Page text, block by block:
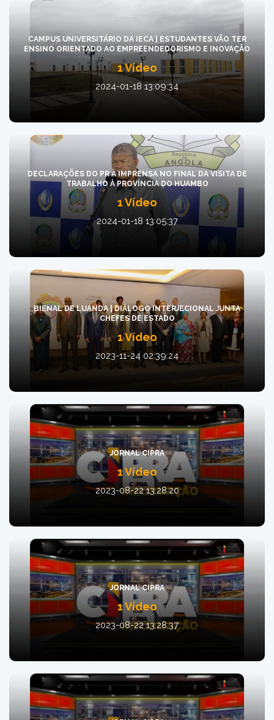
CAMPUS UNIVERSITÁRIO DA IECA | ESTUDANTES VÃO TER
ENSINO ORIENTADO AO EMPREENDEDORISMO E INOVAÇÃO
1 Vídeo
2024-01-18 13:09:34
DECLARAÇÕES DO PR À IMPRENSA NO FINAL DA VISITA DE
TRABALHO À PROVÍNCIA DO HUAMBO
1 Vídeo
2024-01-18 13:05:37
BIENAL DE LUANDA | DIÁLOGO INTERJECIONAL JUNTA
CHEFES DE ESTADO
1 Vídeo
2023-11-24 02:39:24
JORNAL CIPRA
1 Vídeo
2023-08-22 13:28:20
JORNAL CIPRA
1 Vídeo
2023-08-22 13:28:37